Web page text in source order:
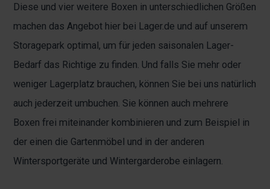
Diese und vier weitere Boxen in unterschiedlichen Größen
machen das Angebot hier bei Lager.de und auf unserem
Storagepark optimal, um für jeden saisonalen Lager-
Bedarf das Richtige zu finden. Und falls Sie mehr oder
weniger Lagerplatz brauchen, können Sie bei uns natürlich
auch jederzeit umbuchen. Sie können auch mehrere
Boxen frei miteinander kombinieren und zum Beispiel in
der einen die Gartenmöbel und in der anderen
Wintersportgeräte und Wintergarderobe einlagern.